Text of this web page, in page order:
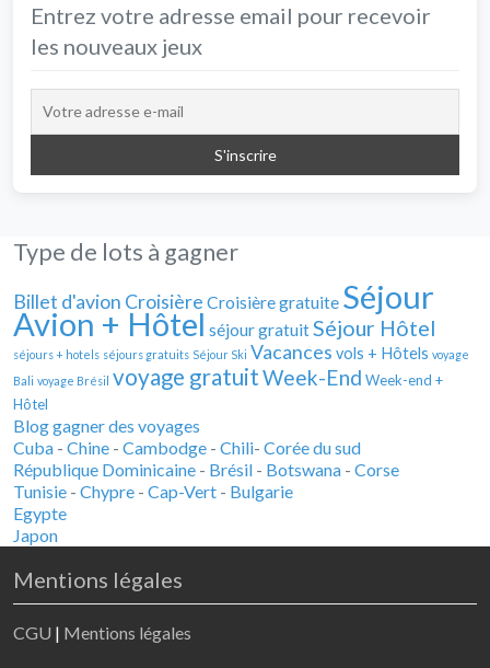
Entrez votre adresse email pour recevoir
les nouveaux jeux
Type de lots à gagner
Billet d'avion Croisière Croisière gratuite Séjour
Avion + Hôtel séjour gratuitSéjour Hôtel
séjours + hotels séjours gratuits Séjour Ski Vacances vols + Hôtels voyage
Bali voyage Brésil voyage gratuitWeek-End Week-end +
Hôtel
Blog gagner des voyages
Cuba - Chine - Cambodge - Chili- Corée du sud
République Dominicaine - Brésil - Botswana - Corse
Tunisie - Chypre - Cap-Vert - Bulgarie
Egypte
Japon
Mentions légales
CGU | Mentions légales